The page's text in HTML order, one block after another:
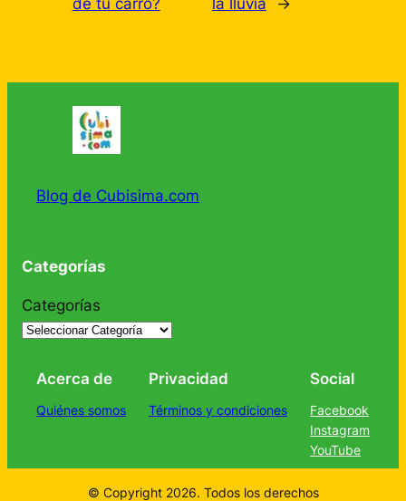
Blog de Cubisima.com
Categorías
Categorías
Acerca de
Quiénes somos
Privacidad
Términos y condiciones
Social
Facebook
Instagram
YouTube
© Copyright 2026. Todos los derechos